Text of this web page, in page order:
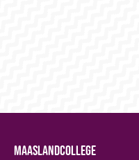
MAASLANDCOLLEGE